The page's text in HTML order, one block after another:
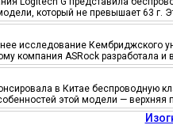
который не превышает 63 г.
исследование Кембриджского
компания ASRock разработала
в Китае беспроводную
этой модели —